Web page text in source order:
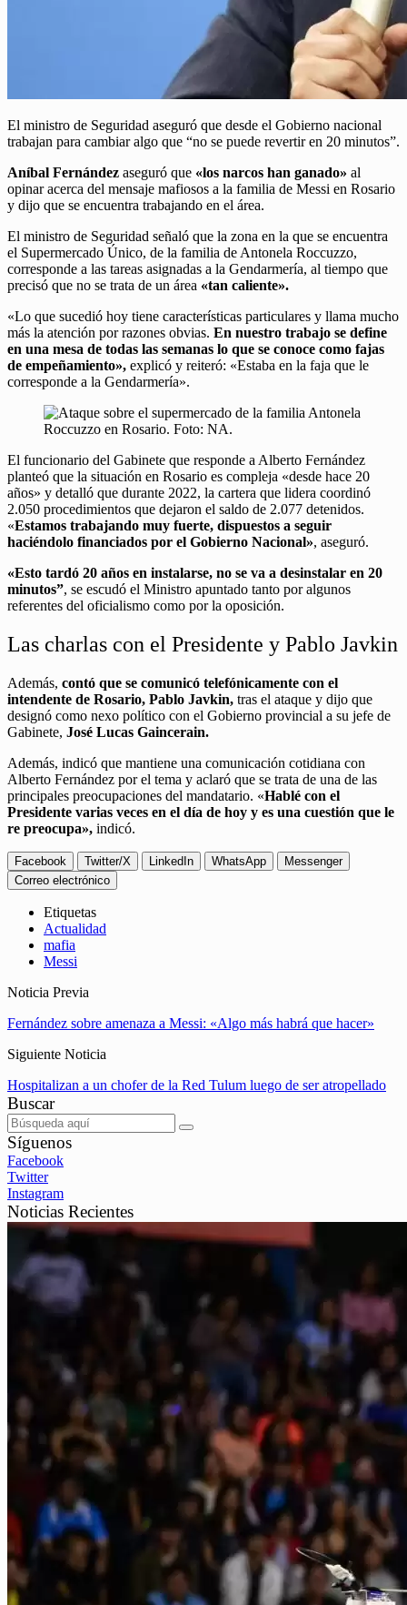
El ministro de Seguridad aseguró que desde el Gobierno nacional
trabajan para cambiar algo que “no se puede revertir en 20 minutos”.
Aníbal Fernández aseguró que «los narcos han ganado» al
opinar acerca del mensaje mafiosos a la familia de Messi en Rosario
y dijo que se encuentra trabajando en el área.
El ministro de Seguridad señaló que la zona en la que se encuentra
el Supermercado Único, de la familia de Antonela Roccuzzo,
corresponde a las tareas asignadas a la Gendarmería, al tiempo que
precisó que no se trata de un área «tan caliente».
«Lo que sucedió hoy tiene características particulares y llama mucho
más la atención por razones obvias. En nuestro trabajo se define
en una mesa de todas las semanas lo que se conoce como fajas
de empeñamiento», explicó y reiteró: «Estaba en la faja que le
corresponde a la Gendarmería».
El funcionario del Gabinete que responde a Alberto Fernández
planteó que la situación en Rosario es compleja «desde hace 20
años» y detalló que durante 2022, la cartera que lidera coordinó
2.050 procedimientos que dejaron el saldo de 2.077 detenidos.
«Estamos trabajando muy fuerte, dispuestos a seguir
haciéndolo financiados por el Gobierno Nacional», aseguró.
«Esto tardó 20 años en instalarse, no se va a desinstalar en 20
minutos”, se escudó el Ministro apuntado tanto por algunos
referentes del oficialismo como por la oposición.
Las charlas con el Presidente y Pablo Javkin
Además, contó que se comunicó telefónicamente con el
intendente de Rosario, Pablo Javkin, tras el ataque y dijo que
designó como nexo político con el Gobierno provincial a su jefe de
Gabinete, José Lucas Gaincerain.
Además, indicó que mantiene una comunicación cotidiana con
Alberto Fernández por el tema y aclaró que se trata de una de las
principales preocupaciones del mandatario. «Hablé con el
Presidente varias veces en el día de hoy y es una cuestión que le
re preocupa», indicó.
Facebook Twitter/X LinkedIn WhatsApp
Messenger
Correo electrónico
Etiquetas
Actualidad
mafia
Messi
Noticia Previa
Fernández sobre amenaza a Messi: «Algo más habrá que hacer»
Siguiente Noticia
Hospitalizan a un chofer de la Red Tulum luego de ser atropellado
Buscar
Síguenos
Facebook
Twitter
Instagram
Noticias Recientes